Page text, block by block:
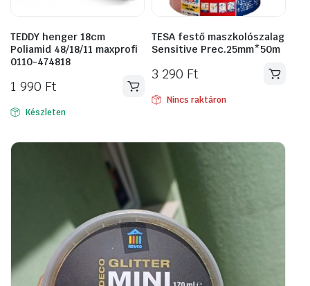
TEDDY henger 18cm
Poliamid 48/18/11 maxprofi
0110-474818
1 990 Ft
Készleten
TESA festő maszkolószalag
Sensitive Prec.25mm*50m
3 290 Ft
Nincs raktáron